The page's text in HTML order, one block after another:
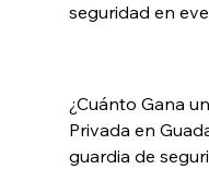
seguridad en
¿Cuánto Gana
Privada en
guardia de